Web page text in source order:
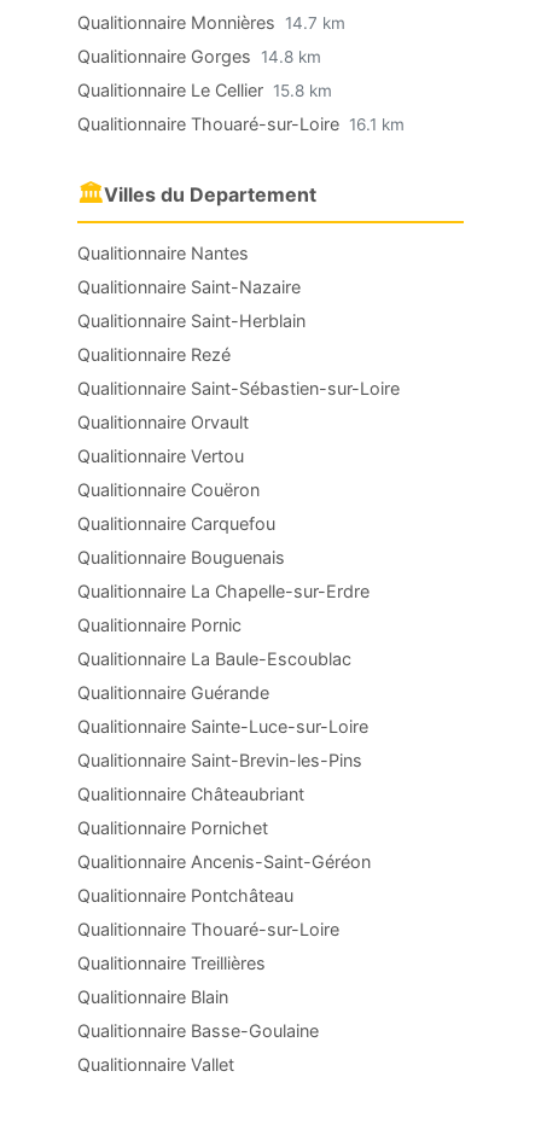
Qualitionnaire Monnières 14.7 km
Qualitionnaire Gorges 14.8 km
Qualitionnaire Le Cellier 15.8 km
Qualitionnaire Thouaré-sur-Loire 16.1 km
🏛Villes du Departement
Qualitionnaire Nantes
Qualitionnaire Saint-Nazaire
Qualitionnaire Saint-Herblain
Qualitionnaire Rezé
Qualitionnaire Saint-Sébastien-sur-Loire
Qualitionnaire Orvault
Qualitionnaire Vertou
Qualitionnaire Couëron
Qualitionnaire Carquefou
Qualitionnaire Bouguenais
Qualitionnaire La Chapelle-sur-Erdre
Qualitionnaire Pornic
Qualitionnaire La Baule-Escoublac
Qualitionnaire Guérande
Qualitionnaire Sainte-Luce-sur-Loire
Qualitionnaire Saint-Brevin-les-Pins
Qualitionnaire Châteaubriant
Qualitionnaire Pornichet
Qualitionnaire Ancenis-Saint-Géréon
Qualitionnaire Pontchâteau
Qualitionnaire Thouaré-sur-Loire
Qualitionnaire Treillières
Qualitionnaire Blain
Qualitionnaire Basse-Goulaine
Qualitionnaire Vallet